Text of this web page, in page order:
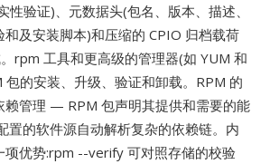
性验证)、元数据头(包名、版本、描述、
及安装脚本)和压缩的 CPIO 归档载荷
rpm 工具和更高级的管理器(如 YUM 和
包的安装、升级、验证和卸载。RPM 的
赖管理 — RPM 包声明其提供和需要的能
置的软件源自动解析复杂的依赖链。内
项优势:rpm --verify 可对照存储的校验